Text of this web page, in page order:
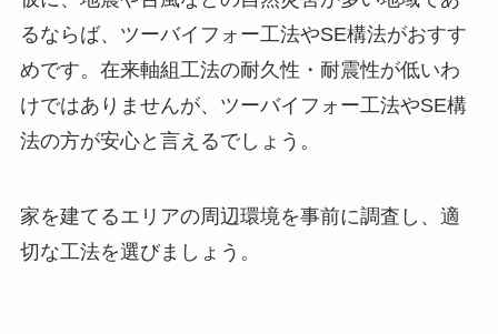
るならば、ツーバイフォー工法やSE構法がおすす
めです。在来軸組工法の耐久性・耐震性が低いわ
けではありませんが、ツーバイフォー工法やSE構
法の方が安心と言えるでしょう。
家を建てるエリアの周辺環境を事前に調査し、適
切な工法を選びましょう。